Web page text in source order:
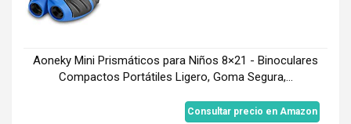
Aoneky Mini Prismáticos para Niños 8×21 - Binoculares
Compactos Portátiles Ligero, Goma Segura,...
Consultar precio en Amazon